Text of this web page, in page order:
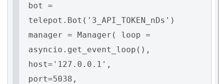
bot =
telepot.Bot('3_API_TOKEN_nDs')
manager = Manager( loop =
asyncio.get_event_loop(),
host='127.0.0.1',
port=5038,